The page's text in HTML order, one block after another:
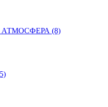
АТМОСФЕРА (8)